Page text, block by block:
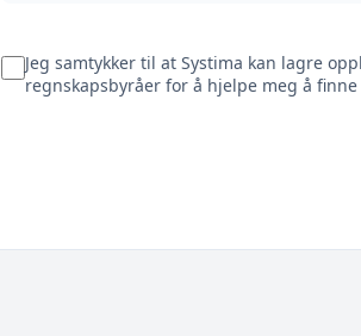
Jeg samtykker til at Systima kan lagre
regnskapsbyråer for å hjelpe meg å